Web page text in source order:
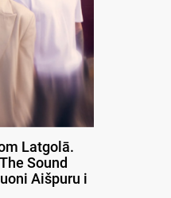
Latgolā.
Sound
Aišpuru i